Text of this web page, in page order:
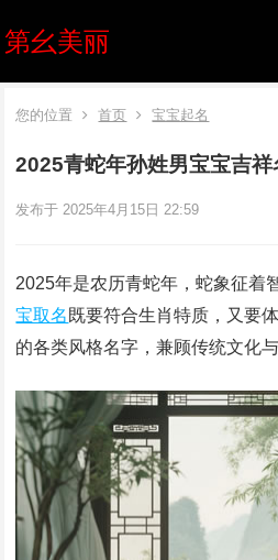
第幺美丽
您的位置 首页 宝宝起名
2025青蛇年孙姓男宝宝吉
发布于 2025年4月15日 22:59
2025年是农历青蛇年，蛇象征着
宝取名 既要符合生肖特质，又要
的各类风格名字，兼顾传统文化与